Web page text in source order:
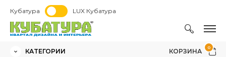
Кубатура LUX Кубатура
КАТЕГОРИИ КОРЗИНА
0